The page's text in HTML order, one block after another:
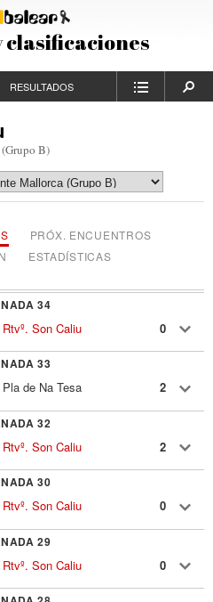
clasificaciones
RESULTADOS
B)
PRÓX. ENCUENTROS
ESTADÍSTICAS
34
Rtvº. Son Caliu 0
33
Pla de Na Tesa 2
32
Rtvº. Son Caliu 2
30
Rtvº. Son Caliu 0
29
Rtvº. Son Caliu 0